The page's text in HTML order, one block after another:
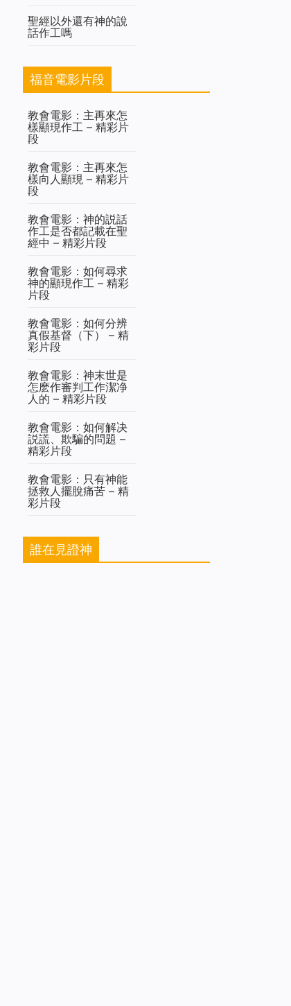
聖經以外還有神的說
話作工嗎
福音電影片段
教會電影：主再來怎
樣顯現作工 – 精彩片
段
教會電影：主再來怎
樣向人顯現 – 精彩片
段
教會電影：神的説話
作工是否都記載在聖
經中 – 精彩片段
教會電影：如何尋求
神的顯現作工 – 精彩
片段
教會電影：如何分辨
真假基督（下） – 精
彩片段
教會電影：神末世是
怎麽作審判工作潔净
人的 – 精彩片段
教會電影：如何解决
説謊、欺騙的問題 –
精彩片段
教會電影：只有神能
拯救人擺脫痛苦 – 精
彩片段
誰在見證神